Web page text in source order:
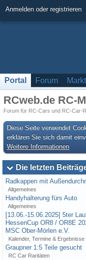
Anmelden oder registrieren
Portal Forum
RCweb.de RC-
Forum für RC-Cars und RC-Car-
Diese Seite verwendet
erklären Sie sich damit
Weitere Informationen
Die letzten
Radkappen mit
Allgemeines
​Handyhalterung fürs Auto
Allgemeines
[13.06.-15.06.2025] 5ter
HessenCup OR8 / OR8E
MSC Ober-Mörlen e.V.
Kalender, Termine & Ergebnisse
Graupner 1:5 Teile gesucht
RC Car Raritäten